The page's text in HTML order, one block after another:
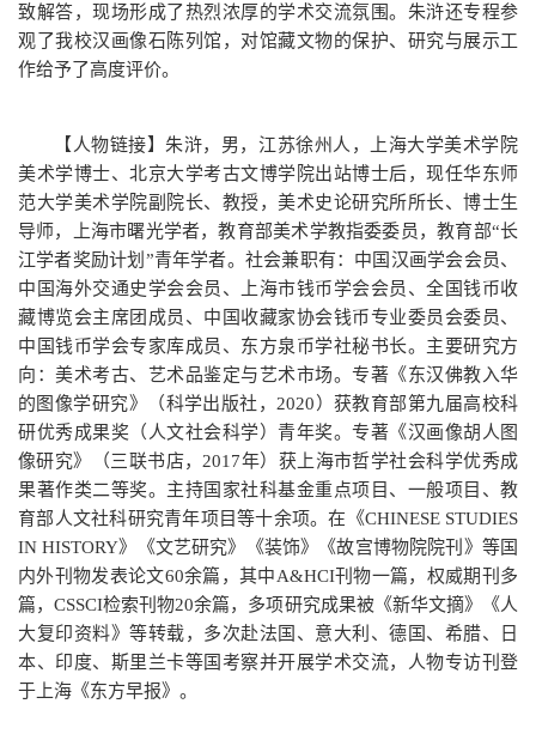
致解答，现场形成了热烈浓厚的学术交流氛围。朱浒还专程参
观了我校汉画像石陈列馆，对馆藏文物的保护、研究与展示工
作给予了高度评价。
【人物链接】朱浒，男，江苏徐州人，上海大学美术学院
美术学博士、北京大学考古文博学院出站博士后，现任华东师
范大学美术学院副院长、教授，美术史论研究所所长、博士生
导师，上海市曙光学者，教育部美术学教指委委员，教育部“长
江学者奖励计划”青年学者。社会兼职有：中国汉画学会会员、
中国海外交通史学会会员、上海市钱币学会会员、全国钱币收
藏博览会主席团成员、中国收藏家协会钱币专业委员会委员、
中国钱币学会专家库成员、东方泉币学社秘书长。主要研究方
向：美术考古、艺术品鉴定与艺术市场。专著《东汉佛教入华
的图像学研究》（科学出版社，2020）获教育部第九届高校科
研优秀成果奖（人文社会科学）青年奖。专著《汉画像胡人图
像研究》（三联书店，2017年）获上海市哲学社会科学优秀成
果著作类二等奖。主持国家社科基金重点项目、一般项目、教
育部人文社科研究青年项目等十余项。在《CHINESE STUDIES
IN HISTORY》《文艺研究》《装饰》《故宫博物院院刊》等国
内外刊物发表论文60余篇，其中A&HCI刊物一篇，权威期刊多
篇，CSSCI检索刊物20余篇，多项研究成果被《新华文摘》《人
大复印资料》等转载，多次赴法国、意大利、德国、希腊、日
本、印度、斯里兰卡等国考察并开展学术交流，人物专访刊登
于上海《东方早报》。